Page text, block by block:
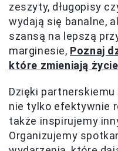
zeszyty, długopisy
wydają się banalne,
szansą na lepszą
marginesie, Poznaj
które zmieniają
Dzięki
nie tylko efektywnie
także inspirujemy
Organizujemy